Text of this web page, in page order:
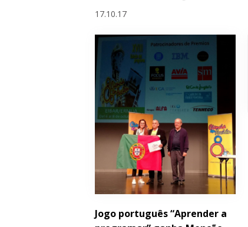
17.10.17
Jogo português “Aprender a